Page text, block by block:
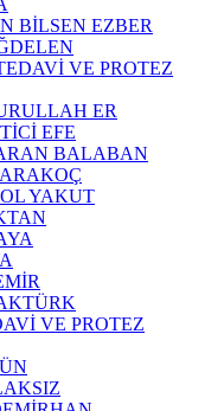
BİLSEN EZBER
VE PROTEZ
ER
EFE
BALABAN
YAKUT
VE PROTEZ